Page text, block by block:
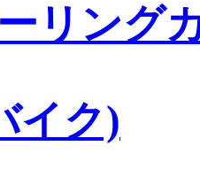
リング
イク)